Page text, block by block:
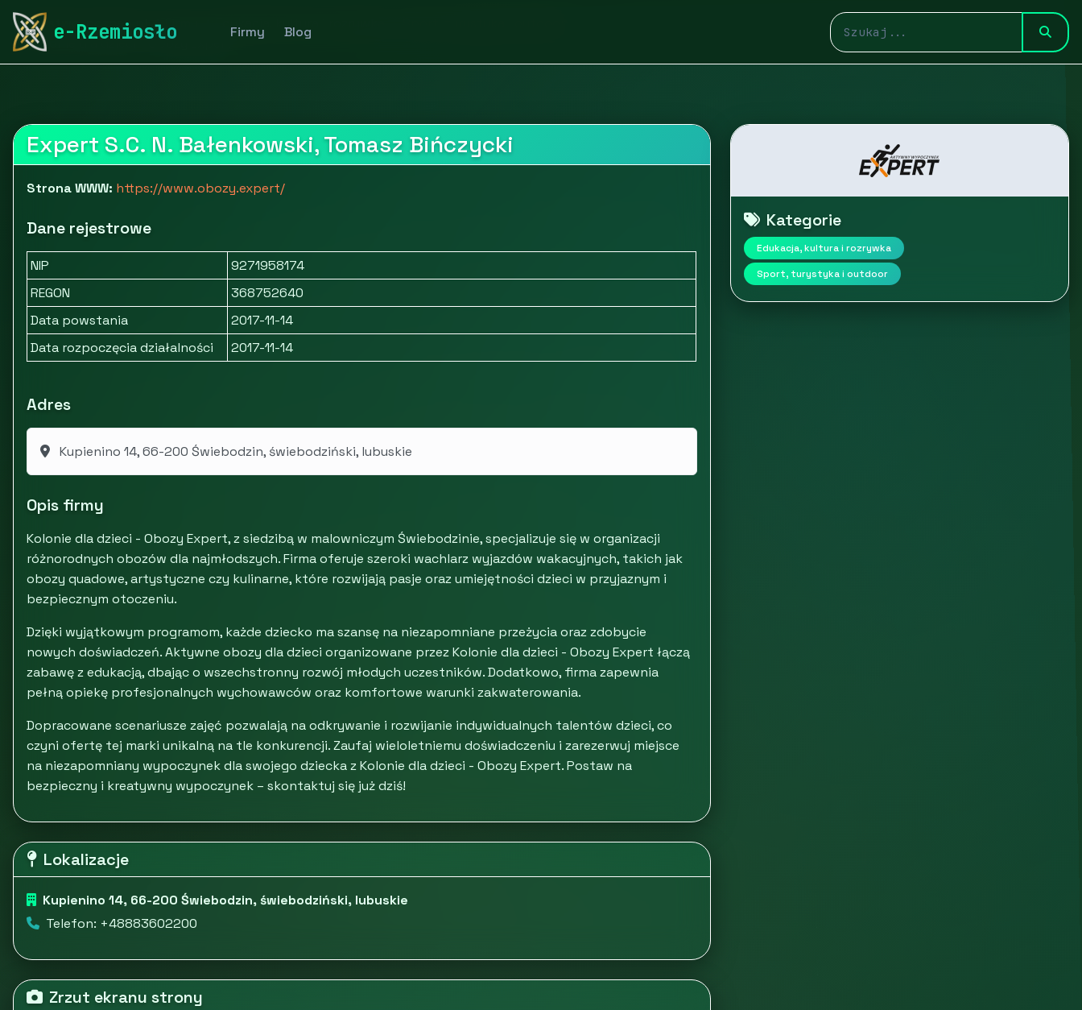
e-Rzemiosło Firmy Blog
rymarstwo-poznan.pl
Kolonie dla dzieci - Obozy Expert
Expert S.C. N. Bałenkowski, Tomasz Bińczycki
Strona WWW: https://www.obozy.expert/
Dane rejestrowe
NIP
9271958174
REGON
368752640
Data powstania
2017-11-14
Data rozpoczęcia działalności
2017-11-14
Adres
Kupienino 14, 66-200 Świebodzin, świebodziński, lubuskie
Opis firmy
Kolonie dla dzieci - Obozy Expert, z siedzibą w malowniczym Świebodzinie, specjalizuje się w organizacji
różnorodnych obozów dla najmłodszych. Firma oferuje szeroki wachlarz wyjazdów wakacyjnych, takich jak
obozy quadowe, artystyczne czy kulinarne, które rozwijają pasje oraz umiejętności dzieci w przyjaznym i
bezpiecznym otoczeniu.
Dzięki wyjątkowym programom, każde dziecko ma szansę na niezapomniane przeżycia oraz zdobycie
nowych doświadczeń. Aktywne obozy dla dzieci organizowane przez Kolonie dla dzieci - Obozy Expert łączą
zabawę z edukacją, dbając o wszechstronny rozwój młodych uczestników. Dodatkowo, firma zapewnia
pełną opiekę profesjonalnych wychowawców oraz komfortowe warunki zakwaterowania.
Dopracowane scenariusze zajęć pozwalają na odkrywanie i rozwijanie indywidualnych talentów dzieci, co
czyni ofertę tej marki unikalną na tle konkurencji. Zaufaj wieloletniemu doświadczeniu i zarezerwuj miejsce
na niezapomniany wypoczynek dla swojego dziecka z Kolonie dla dzieci - Obozy Expert. Postaw na
bezpieczny i kreatywny wypoczynek – skontaktuj się już dziś!
Lokalizacje
Kupienino 14, 66-200 Świebodzin, świebodziński, lubuskie
Telefon: +48883602200
Zrzut ekranu strony
Kategorie
Edukacja, kultura i rozrywka
Sport, turystyka i outdoor